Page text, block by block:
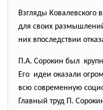
Взгляды Ковалевского
для своих
них впоследствии
П.А. Сорокин был
Его идеи оказали
всю современную
Главный труд П.